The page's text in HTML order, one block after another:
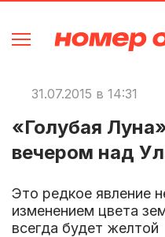
31.07.2015 в 14:31
«Голубая
вечером над
Это редкое явление
изменением цвета
всегда будет желтой